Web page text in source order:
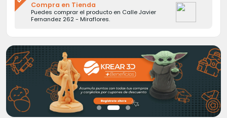
Compra en Tienda
Puedes comprar el producto en Calle Javier
Fernandez 262 - Miraflores.